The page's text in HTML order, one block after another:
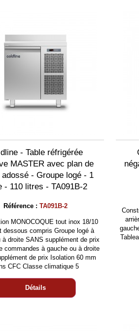
- Table réfrigérée
MASTER avec plan de
- Groupe logé - 1
- 110 litres - TA091B-2
Référence : TA091B-2
MONOCOQUE tout inox 18/10
dessous compris Groupe logé à
à droite SANS supplément de prix
commandes à gauche ou à droite
de prix Isolation 60 mm
CFC Classe climatique 5
Détails